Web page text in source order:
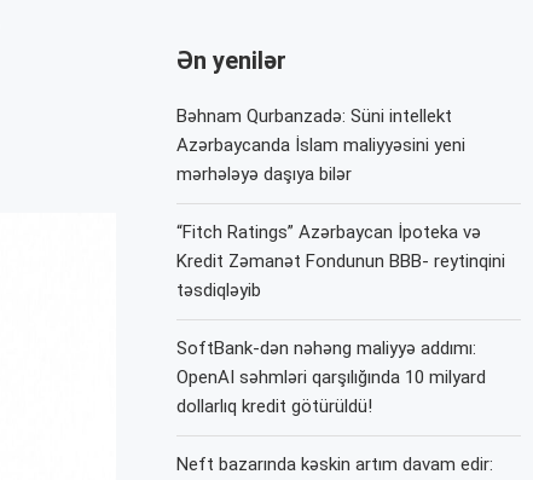
Ən yenilər
Bəhnam Qurbanzadə: Süni intellekt
Azərbaycanda İslam maliyyəsini yeni
mərhələyə daşıya bilər
“Fitch Ratings” Azərbaycan İpoteka və
Kredit Zəmanət Fondunun BBB- reytinqini
təsdiqləyib
SoftBank-dən nəhəng maliyyə addımı:
OpenAI səhmləri qarşılığında 10 milyard
dollarlıq kredit götürüldü!
Neft bazarında kəskin artım davam edir: